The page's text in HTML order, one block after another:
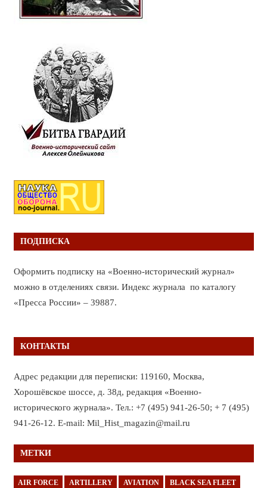
ПОДПИСКА
Оформить подписку на «Военно-исторический журнал»
можно в отделениях связи. Индекс журнала по каталогу
«Пресса России» – 39887.
КОНТАКТЫ
Адрес редакции для переписки: 119160, Москва,
Хорошёвское шоссе, д. 38д, редакция «Военно-
исторического журнала». Тел.: +7 (495) 941-26-50; + 7 (495)
941-26-12. E-mail: Mil_Hist_magazin@mail.ru
МЕТКИ
AIR FORCE ARTILLERY AVIATION BLACK SEA FLEET